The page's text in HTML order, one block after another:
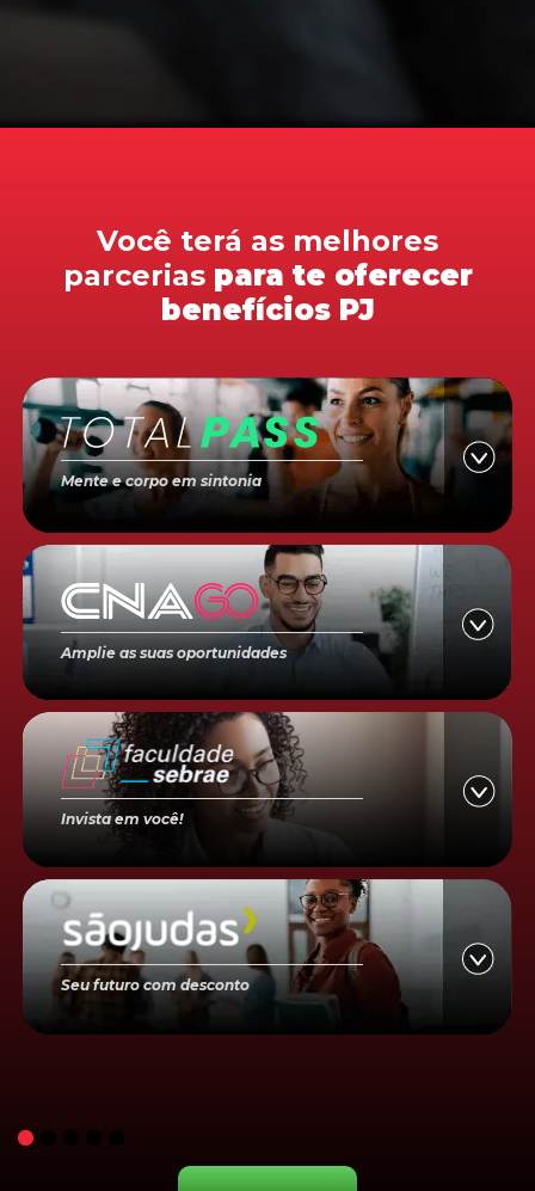
Você terá as melhores
parceriaspara te oferecer
benefícios PJ
Mente e corpo em sintonia
Amplie as suas oportunidades
Invista em você!
Seu futuro com desconto